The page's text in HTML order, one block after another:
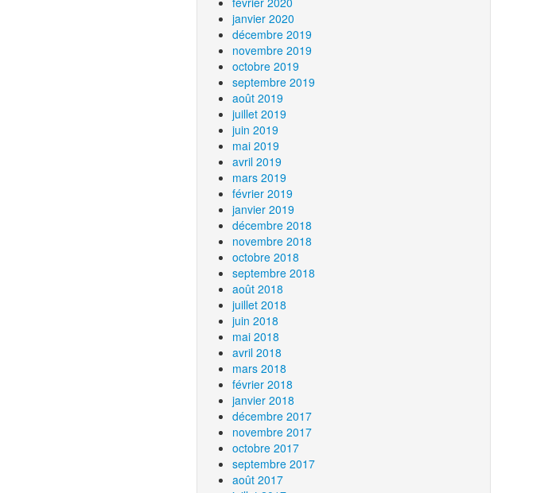
janvier 2020
décembre 2019
novembre 2019
octobre 2019
septembre 2019
août 2019
juillet 2019
juin 2019
mai 2019
avril 2019
mars 2019
février 2019
janvier 2019
décembre 2018
novembre 2018
octobre 2018
septembre 2018
août 2018
juillet 2018
juin 2018
mai 2018
avril 2018
mars 2018
février 2018
janvier 2018
décembre 2017
novembre 2017
octobre 2017
septembre 2017
août 2017